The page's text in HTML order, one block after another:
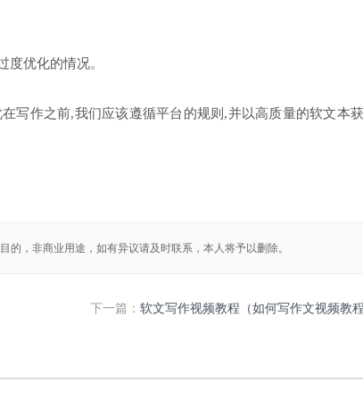
度优化的情况。
写作之前,我们应该遵循平台的规则,并以高质量的软文本
，非商业用途，如有异议请及时联系，本人将予以删除。
下一篇： 软文写作视频教程（如何写作文视频教程